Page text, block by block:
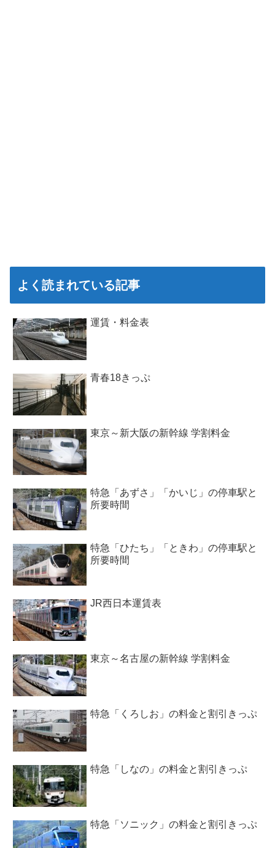
よく読まれている記事
運賃・料金表
青春18きっぷ
東京～新大阪の新幹線 学割料金
特急「あずさ」「かいじ」の停車駅と
所要時間
特急「ひたち」「ときわ」の停車駅と
所要時間
JR西日本運賃表
東京～名古屋の新幹線 学割料金
特急「くろしお」の料金と割引きっぷ
特急「しなの」の料金と割引きっぷ
特急「ソニック」の料金と割引きっぷ